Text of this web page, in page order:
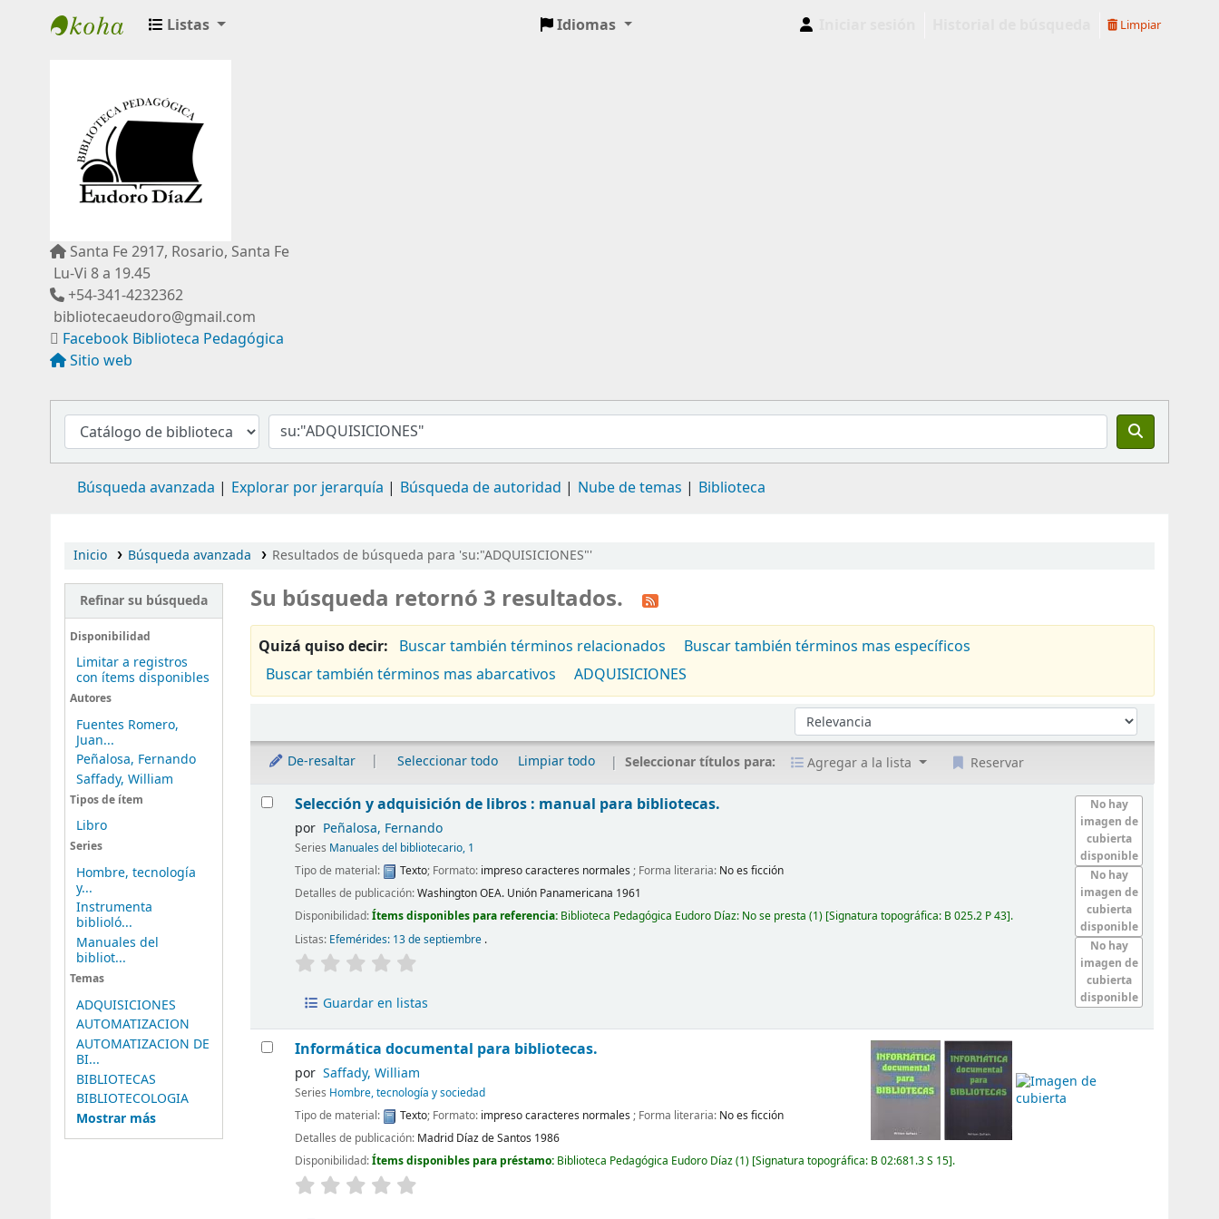
Listas Idiomas Limpiar
Santa Fe 2917, Rosario, Santa Fe
Lu-Vi 8 a 19.45
+54-341-4232362
bibliotecaeudoro@gmail.com
Facebook Biblioteca Pedagógica
Sitio web
Búsqueda avanzada Explorar por jerarquía Búsqueda de autoridad Nube de temas Biblioteca
Inicio Búsqueda avanzada Resultados de búsqueda para 'su:"ADQUISICIONES"'
Refinar su búsqueda
Disponibilidad
Limitar a registros
con ítems disponibles
Autores
Fuentes Romero,
Juan...
Peñalosa, Fernando
Saffady, William
Tipos de ítem
Libro
Series
Hombre, tecnología
y...
Instrumenta
biblioló...
Manuales del
bibliot...
Temas
ADQUISICIONES
AUTOMATIZACION
AUTOMATIZACION DE
BI...
BIBLIOTECAS
BIBLIOTECOLOGIA
Mostrar más
Su búsqueda retornó 3 resultados.
Quizá quiso decir: Buscar también términos relacionados
Buscar también términos mas específicos
Buscar también términos mas abarcativos
ADQUISICIONES
Ordenar por:
De-resaltar Seleccionar todo Limpiar todo Seleccionar títulos para: Agregar a la lista Reservar
Resultados
No hay
imagen de
cubierta
disponible
No hay
imagen de
cubierta
disponible
No hay
imagen de
cubierta
disponible
Selección y adquisición de libros : manual para bibliotecas.
por Peñalosa, Fernando
Series Manuales del bibliotecario, 1
Tipo de material:
Texto; Formato: impreso caracteres normales; Forma literaria: No es ficción
Detalles de publicación:WashingtonOEA. Unión Panamericana 1961
Disponibilidad:Ítems disponibles para referencia: Biblioteca Pedagógica Eudoro Díaz: No se presta (1) Signatura topográfica: B 025.2 P 43 .
Listas: Efemérides: 13 de septiembre .
Guardar en listas
Informática documental para bibliotecas.
por Saffady, William
Series Hombre, tecnología y sociedad
Tipo de material:
Texto; Formato: impreso caracteres normales; Forma literaria: No es ficción
Detalles de publicación: Madrid Díaz de Santos 1986
Disponibilidad:Ítems disponibles para préstamo: Biblioteca Pedagógica Eudoro Díaz(1) Signatura topográfica: B 02:681.3 S 15 .